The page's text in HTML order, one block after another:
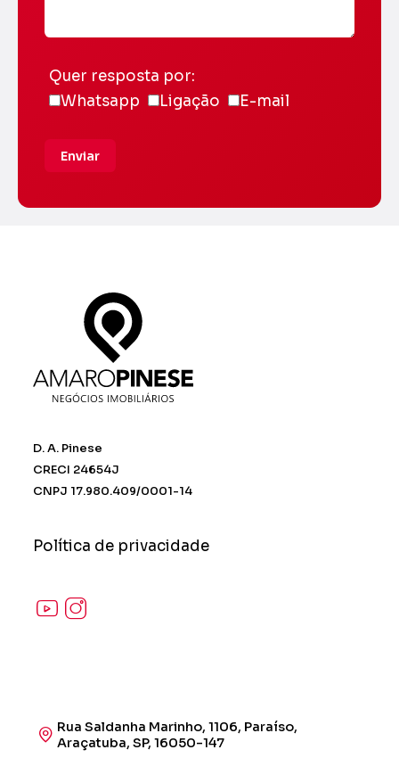
Quer resposta por:
Whatsapp
Ligação E-mail
Enviar
D. A. Pinese
CRECI 24654J
CNPJ 17.980.409/0001-14
Política de privacidade
Rua Saldanha Marinho, 1106, Paraíso,
Araçatuba, SP, 16050-147